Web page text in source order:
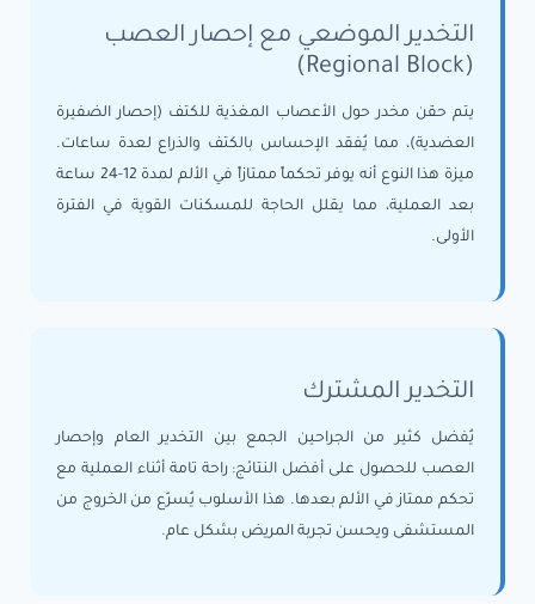
التخدير الموضعي مع إحصار العصب
(Regional Block)
يتم حقن مخدر حول الأعصاب المغذية للكتف (إحصار الضفيرة
العضدية)، مما يُفقد الإحساس بالكتف والذراع لعدة ساعات.
ميزة هذا النوع أنه يوفر تحكماً ممتازاً في الألم لمدة 12-24 ساعة
بعد العملية، مما يقلل الحاجة للمسكنات القوية في الفترة
الأولى.
التخدير المشترك
يُفضل كثير من الجراحين الجمع بين التخدير العام وإحصار
العصب للحصول على أفضل النتائج: راحة تامة أثناء العملية مع
تحكم ممتاز في الألم بعدها. هذا الأسلوب يُسرّع من الخروج من
المستشفى ويحسن تجربة المريض بشكل عام.